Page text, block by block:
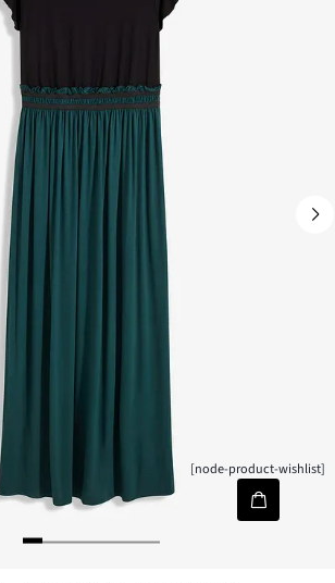
[node-product-wishlist]